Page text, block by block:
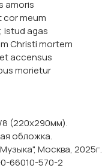
amoris
cor meum
istud agas
Christi mortem
accensus
morietur
(220х290мм).
обложка.
Москва, 2025г.
0-66010-570-2